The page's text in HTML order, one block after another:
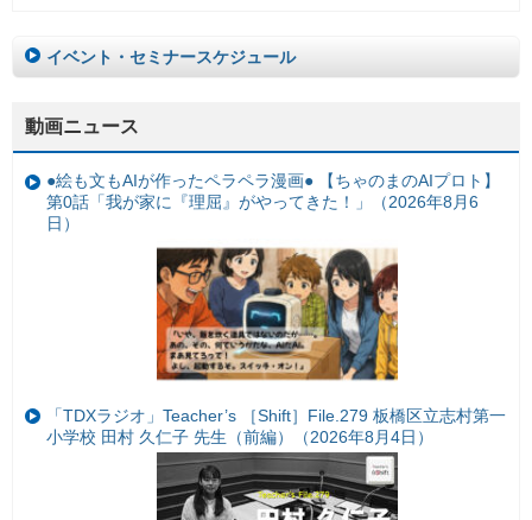
イベント・セミナースケジュール
動画ニュース
●絵も文もAIが作ったペラペラ漫画● 【ちゃのまのAIプロト】
第0話「我が家に『理屈』がやってきた！」（2026年8月6
日）
「TDXラジオ」Teacher’s ［Shift］File.279 板橋区立志村第一
小学校 田村 久仁子 先生（前編）（2026年8月4日）